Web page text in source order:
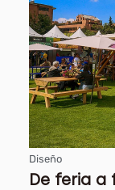
Diseño
De feria a